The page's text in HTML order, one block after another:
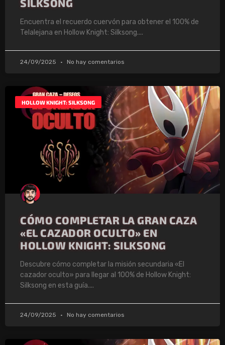
SILKSONG
Encuentra el recuerdo cuervón para obtener el 100% de
Telalejana en Hollow Knight: Silksong.
24/09/2025 No hay comentarios
HOLLOW KNIGHT: SILKSONG
CÓMO COMPLETAR LA GRAN CAZA
«EL CAZADOR OCULTO» EN
HOLLOW KNIGHT: SILKSONG
Descubre cómo completar la misión secundaria «El
cazador oculto» para llegar al 100% de Hollow Knight:
Silksong en esta guía.
24/09/2025 No hay comentarios